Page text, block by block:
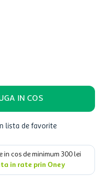
IN COS
lista de favorite
in cos de minimum 300 lei
in rate prin Oney